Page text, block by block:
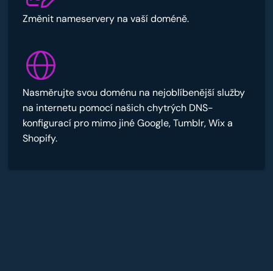
Změnit nameservery na vaší doméně.
Nasměrujte svou doménu na nejoblíbenější služby
na internetu pomocí našich chytrých DNS-
konfigurací pro mimo jiné Google, Tumblr, Wix a
Shopify.